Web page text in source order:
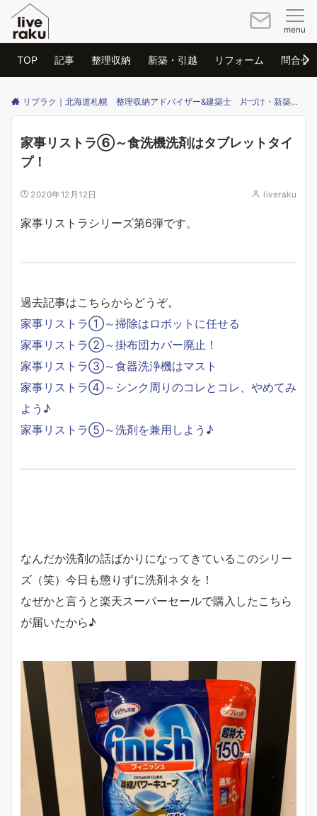
menu
TOP 記事 整理収納 新築・引越 リフォーム 問合せ
リブラク｜北海道札幌 整理収納アドバイザー&建築士 片づけ・新築・リフォームのご相談はリブラクまで
家事リストラ⑥～食洗機洗剤はタブレットタイ
プ！
2020年12月12日 liveraku
家事リストラシリーズ第6弾です。
過去記事はこちらからどうぞ。
家事リストラ①～掃除はロボットに任せる
家事リストラ②～掛布団カバー廃止！
家事リストラ③～食器洗浄機はマスト
家事リストラ④～シンク周りのコレとコレ、やめてみ
よう♪
家事リストラ⑤～洗剤を兼用しよう♪
なんだか洗剤の話ばかりになってきているこのシリー
ズ（笑）今日も懲りずに洗剤ネタを！
なぜかと言うと楽天スーパーセールで購入したこちら
が届いたから♪